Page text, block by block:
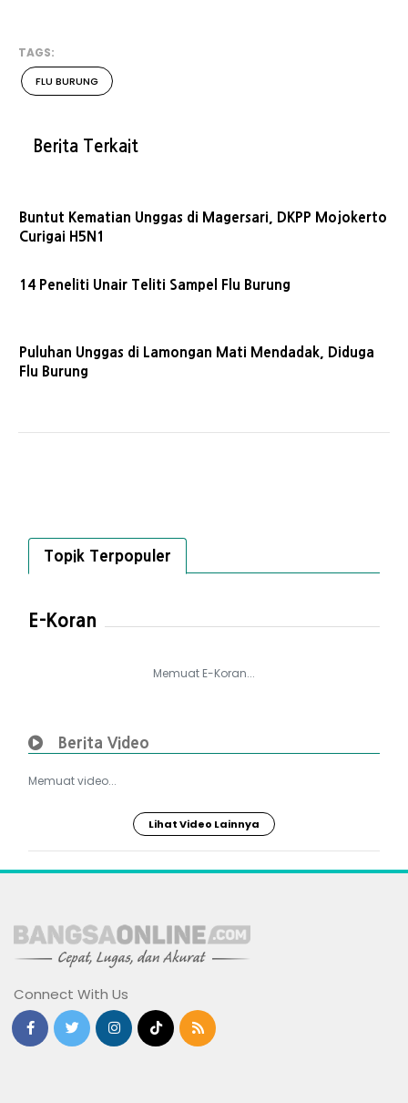
TAGS:
FLU BURUNG
Berita Terkait
Buntut Kematian Unggas di Magersari, DKPP Mojokerto
Curigai H5N1
14 Peneliti Unair Teliti Sampel Flu Burung
Puluhan Unggas di Lamongan Mati Mendadak, Diduga
Flu Burung
Topik Terpopuler
E-Koran
Memuat E-Koran...
Berita Video
Memuat video...
Lihat Video Lainnya
Connect With Us